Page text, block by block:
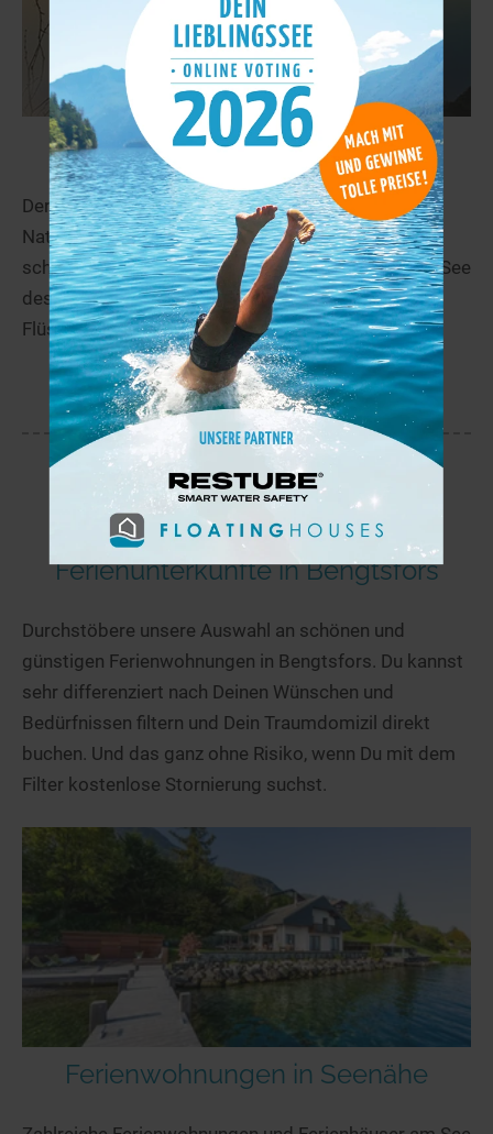
Stora Gla 54,5 km
Der Große Gla (Stora Gla) liegt im Herzen des
Naturreservats Glaskogen im Westen der
schwedischen Provinz Värmland. Er ist der größte See
des 28.000 ha großen Wildnisgebiets, das mit
Flüssen, großen und...
mehr
Ferienunterkünfte in Bengtsfors
Durchstöbere unsere Auswahl an schönen und
günstigen Ferienwohnungen in Bengtsfors. Du kannst
sehr differenziert nach Deinen Wünschen und
Bedürfnissen filtern und Dein Traumdomizil direkt
buchen. Und das ganz ohne Risiko, wenn Du mit dem
Filter kostenlose Stornierung suchst.
Ferienwohnungen in Seenähe